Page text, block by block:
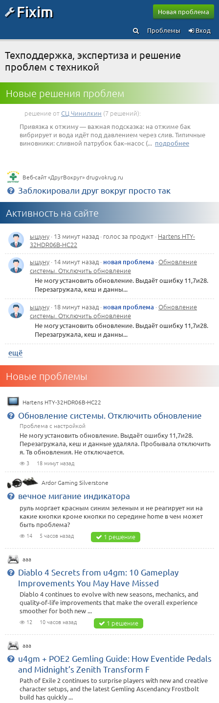
Fixim Новая проблема
Вход
Проблемы
Техподдержка, экспертиза и решение
проблем с техникой
Новые решения проблем
Стиральная машина Indesit WIUN 81
протечка воды снизу стиральной машины
решение отСЦ Чинилкин(7 решений):
виновники: сливной патрубок бак–насос (...
Веб-сайт «ДругВокруг» drugvokrug.ru
решение от нычес(1 решение):
Здравствуйте помогите разблокировать аккаунт друг вокруг
подробнее
ШГУ FarCar S170 L172 Hyundai i40 2012+
Перестали работать физические кнопки
решение оттэйеф(1 решение):
Тоже сброс сделал и перестали реагировать на кнопки, в
настройках магнитолы надо смотреть .пароль 3368 - кнопка на
панели MCU
Ужасно тормозит
решение отвэкуцо(1 решение):
все виснет и тормозит за что деньги платимподробнее
Телевизор Doffler Doffer
Потеряли пульт
решение от СЦ Чинилкин(7 решений):
Три варианта. На корпусе снизу (обычно под логотипом или
сзади справа) есть кнопка-джойстик — ей можно включать,
переключать входы и листать каналы: ...подробнее
Активность на сайте
ышуну · 13 минут назад · голос за продукт · Hartens HTY-
32HDR06B-HC22
ышуну · 14 минут назад · новая проблема ·Обновление
системы. Отключить обновление
Не могу установить обновление. Выдаёт ошибку 11,7и28.
Перезагружала, кеш и данны...
ышуну · 18 минут назад · новая проблема ·Обновление
системы. Отключить обновление
Не могу установить обновление. Выдаёт ошибку 11,7и28.
Перезагружала, кеш и данны...
ещё
Новые проблемы
Hartens HTY-32HDR06B-HC22
Обновление системы. Отключить обновление
Проблема с настройкой
Не могу установить обновление. Выдаёт ошибку 11,7и28.
Перезагружала, кеш и данные удаляла. Пробывала отключить
я. Тв обновления. Не отключается.
3 18 минут назад
Ardor Gaming Silverstone
вечное мигание индикатора
руль моргает красным синим зеленым и не реагирует ни на
какие кнопки кроме кнопки по середине home в чем может
быть проблема?
14 5 часов назад 1 решение
aaa
Diablo 4 Secrets from u4gm: 10 Gameplay
Improvements You May Have Missed
Diablo 4 continues to evolve with new seasons, mechanics, and
quality-of-life improvements that make the overall experience
smoother for both new ...
12 10 часов назад 1 решение
aaa
u4gm + POE2 Gemling Guide: How Eventide Pedals
and Midnight’s Zenith Transform F
Path of Exile 2 continues to surprise players with new and creative
character setups, and the latest Gemling Ascendancy Frostbolt
build has quickly ...